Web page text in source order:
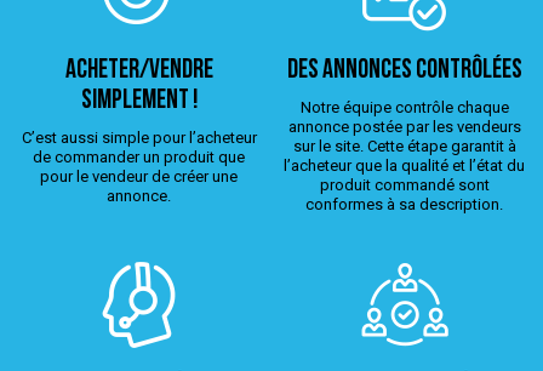
ACHETER/VENDRE
simplement !
C’est aussi simple pour l’acheteur
de commander un produit que
pour le vendeur de créer une
annonce.
Des annonces contrôlées
Notre équipe contrôle chaque
annonce postée par les vendeurs
sur le site. Cette étape garantit à
l’acheteur que la qualité et l’état du
produit commandé sont
conformes à sa description.